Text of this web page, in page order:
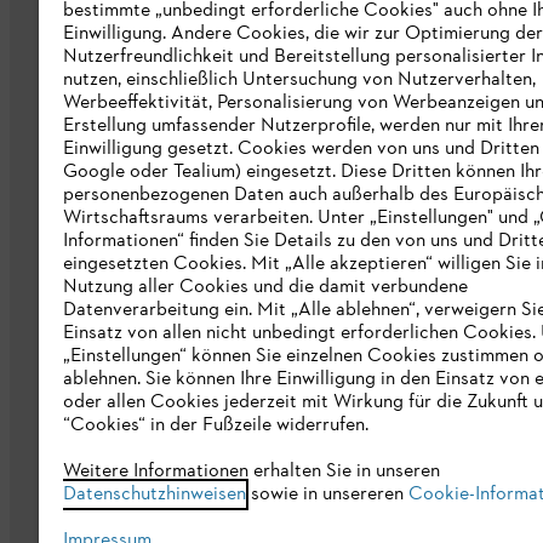
Nachhaltigkeit
STIHL Hinweisgebersystem
Informationen für Lieferunternehmen
Erklärung zur Barrierefreiheit
Produktpiraterie
Fakten zu STIHL
Allgemeine Geschäftsbedingungen
bestimmte „unbedingt erforderliche Cookies" auch ohne
Einwilligung. Andere Cookies, die wir zur Optimierung der
Nutzerfreundlichkeit und Bereitstellung personalisierter
nutzen, einschließlich Untersuchung von Nutzerverhalten,
Werbeeffektivität, Personalisierung von Werbeanzeigen
Erstellung umfassender Nutzerprofile, werden nur mit
Einwilligung gesetzt. Cookies werden von uns und Dritten
Google oder Tealium) eingesetzt. Diese Dritten können
personenbezogenen Daten auch außerhalb des
Wirtschaftsraums verarbeiten. Unter „Einstellungen" und
Informationen“ finden Sie Details zu den von uns und
eingesetzten Cookies. Mit „Alle akzeptieren“ willigen Sie
Nutzung aller Cookies und die damit verbundene
Datenverarbeitung ein. Mit „Alle ablehnen“, verweigern
Einsatz von allen nicht unbedingt erforderlichen Cookies.
„Einstellungen“ können Sie einzelnen Cookies zustimmen
ablehnen. Sie können Ihre Einwilligung in den Einsatz von
oder allen Cookies jederzeit mit Wirkung für die Zukunft
“Cookies“ in der Fußzeile widerrufen.
Weitere Informationen erhalten Sie in unseren
Datenschutzhinweisensowie in unsereren Cookie-